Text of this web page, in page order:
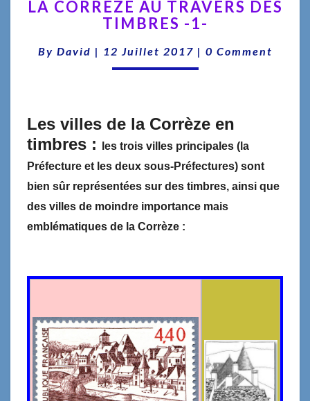
CORRÈZE
AU
DES
TIMBRES
LA CORRÈZE AU TRAVERS DES
TIMBRES -1-
By David | 12 Juillet 2017 | Comments
0 Comment
Les villes de la Corrèze en
timbres :
es trois villes principales (la
Préfecture et les deux sous-Préfectures) sont
bien sûr représentées sur des timbres, ainsi que
des villes de moindre importance mais
emblématiques de la Corrèze :